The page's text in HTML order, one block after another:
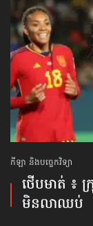
កីឡា និងបច្ចេកវិទ្យា
ថើបមាត់ ៖
មិនលាឈប់